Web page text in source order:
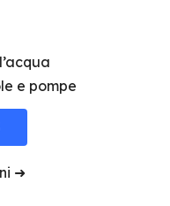
e pompe
➜